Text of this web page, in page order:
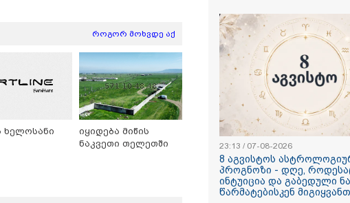
09:33 / 05-08-2026
"მამის მიერ ცოტნესთვის
დატოვებულ სახლში
ადამიანი, რომელიც
ზვიადის ანდერძში ერთი
სიტყვითაც კი არ არის
მოხსენიებული" - ანა
8
როგორ მოხვდე აქ
ხელოსანი
იყიდება მიწის
ნაკვეთი თელეთში
23:13 / 07-08-2026
8 აგვისტოს
პროგნოზი - დღე,
ინტუიცია და გაბედული
წარმატებისკენ მიგიყვანთ